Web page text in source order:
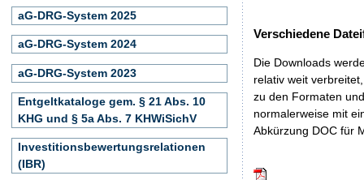
Verschiedene
Die Downloads
relativ weit
zu den Formaten
normalerweise mit
Abkürzung DOC für
aG-DRG-System 2025
aG-DRG-System 2024
aG-DRG-System 2023
Entgeltkataloge gem. § 21 Abs. 10
KHG und § 5a Abs. 7 KHWiSichV
Investitionsbewertungsrelationen
(IBR)